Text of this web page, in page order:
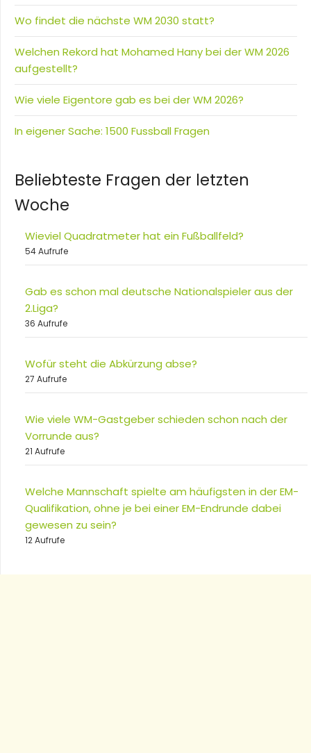
Wo findet die nächste WM 2030 statt?
Welchen Rekord hat Mohamed Hany bei der WM 2026
aufgestellt?
Wie viele Eigentore gab es bei der WM 2026?
In eigener Sache: 1500 Fussball Fragen
Beliebteste Fragen der letzten
Woche
Wieviel Quadratmeter hat ein Fußballfeld?
54 Aufrufe
Gab es schon mal deutsche Nationalspieler aus der
2.Liga?
36 Aufrufe
Wofür steht die Abkürzung abse?
27 Aufrufe
Wie viele WM-Gastgeber schieden schon nach der
Vorrunde aus?
21 Aufrufe
Welche Mannschaft spielte am häufigsten in der EM-
Qualifikation, ohne je bei einer EM-Endrunde dabei
gewesen zu sein?
12 Aufrufe